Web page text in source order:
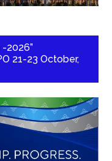
-2026”
21-23 October,